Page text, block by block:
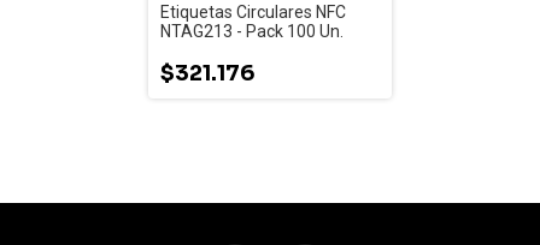
Etiquetas Circulares NFC
NTAG213 - Pack 100 Un.
$321.176